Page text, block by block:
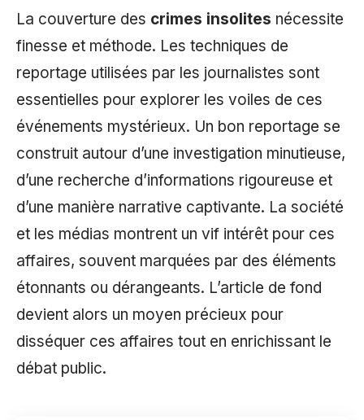
La couverture des crimes insolites nécessite
finesse et méthode. Les techniques de
reportage utilisées par les journalistes sont
essentielles pour explorer les voiles de ces
événements mystérieux. Un bon reportage se
construit autour d’une investigation minutieuse,
d’une recherche d’informations rigoureuse et
d’une manière narrative captivante. La société
et les médias montrent un vif intérêt pour ces
affaires, souvent marquées par des éléments
étonnants ou dérangeants. L’article de fond
devient alors un moyen précieux pour
disséquer ces affaires tout en enrichissant le
débat public.